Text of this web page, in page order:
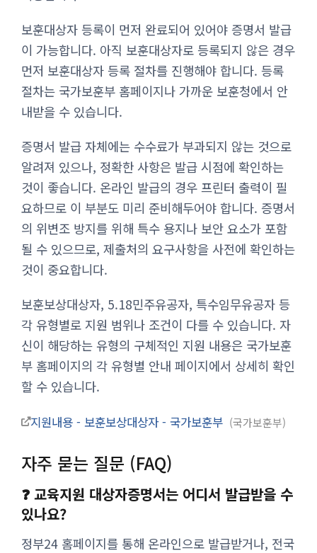
보훈대상자 등록이 먼저 완료되어 있어야 증명서 발급
이 가능합니다. 아직 보훈대상자로 등록되지 않은 경우
먼저 보훈대상자 등록 절차를 진행해야 합니다. 등록
절차는 국가보훈부 홈페이지나 가까운 보훈청에서 안
내받을 수 있습니다.
증명서 발급 자체에는 수수료가 부과되지 않는 것으로
알려져 있으나, 정확한 사항은 발급 시점에 확인하는
것이 좋습니다. 온라인 발급의 경우 프린터 출력이 필
요하므로 이 부분도 미리 준비해두어야 합니다. 증명서
의 위변조 방지를 위해 특수 용지나 보안 요소가 포함
될 수 있으므로, 제출처의 요구사항을 사전에 확인하는
것이 중요합니다.
보훈보상대상자, 5.18민주유공자, 특수임무유공자 등
각 유형별로 지원 범위나 조건이 다를 수 있습니다. 자
신이 해당하는 유형의 구체적인 지원 내용은 국가보훈
부 홈페이지의 각 유형별 안내 페이지에서 상세히 확인
할 수 있습니다.
지원내용 - 보훈보상대상자 - 국가보훈부 국가보훈부
자주 묻는 질문 (FAQ)
❓ 교육지원 대상자증명서는 어디서 발급받을 수
있나요?
정부24 홈페이지를 통해 온라인으로 발급받거나, 전국